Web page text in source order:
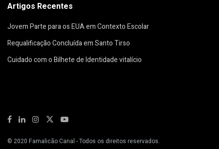
Artigos Recentes
Jovem Parte para os EUA em Contexto Escolar
Requalificação Concluída em Santo Tirso
Cuidado com o Bilhete de Identidade vitalício
© 2020 Famalicão Canal - Todos os direitos reservados.